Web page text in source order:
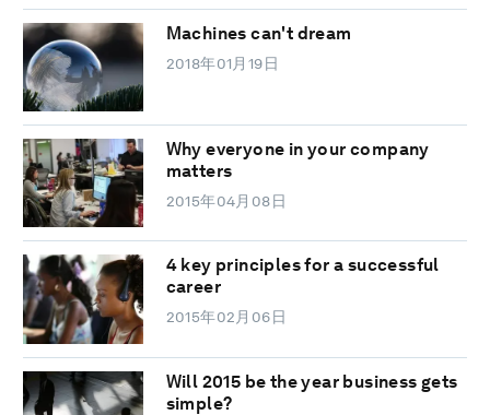
Machines can't dream
2018年01月19日
Why everyone in your company
matters
2015年04月08日
4 key principles for a successful
career
2015年02月06日
Will 2015 be the year business gets
simple?